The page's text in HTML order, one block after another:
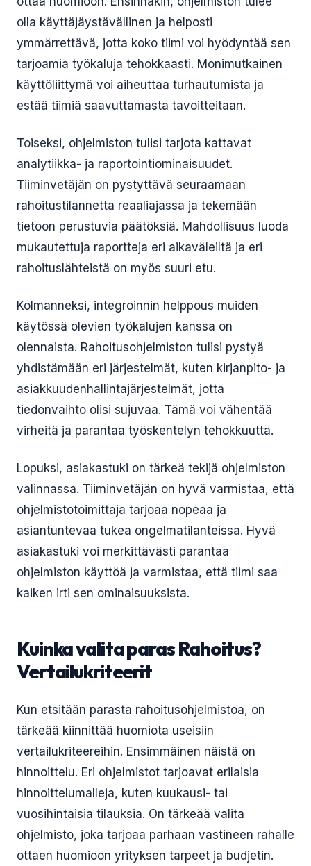
olla käyttäjäystävällinen ja helposti
ymmärrettävä, jotta koko tiimi voi hyödyntää sen
tarjoamia työkaluja tehokkaasti. Monimutkainen
käyttöliittymä voi aiheuttaa turhautumista ja
estää tiimiä saavuttamasta tavoitteitaan.
Toiseksi, ohjelmiston tulisi tarjota kattavat
analytiikka- ja raportointiominaisuudet.
Tiiminvetäjän on pystyttävä seuraamaan
rahoitustilannetta reaaliajassa ja tekemään
tietoon perustuvia päätöksiä. Mahdollisuus luoda
mukautettuja raportteja eri aikaväleiltä ja eri
rahoituslähteistä on myös suuri etu.
Kolmanneksi, integroinnin helppous muiden
käytössä olevien työkalujen kanssa on
olennaista. Rahoitusohjelmiston tulisi pystyä
yhdistämään eri järjestelmät, kuten kirjanpito- ja
asiakkuudenhallintajärjestelmät, jotta
tiedonvaihto olisi sujuvaa. Tämä voi vähentää
virheitä ja parantaa työskentelyn tehokkuutta.
Lopuksi, asiakastuki on tärkeä tekijä ohjelmiston
valinnassa. Tiiminvetäjän on hyvä varmistaa, että
ohjelmistotoimittaja tarjoaa nopeaa ja
asiantuntevaa tukea ongelmatilanteissa. Hyvä
asiakastuki voi merkittävästi parantaa
ohjelmiston käyttöä ja varmistaa, että tiimi saa
kaiken irti sen ominaisuuksista.
Kuinka valita paras Rahoitus?
Vertailukriteerit
Kun etsitään parasta rahoitusohjelmistoa, on
tärkeää kiinnittää huomiota useisiin
vertailukriteereihin. Ensimmäinen näistä on
hinnoittelu. Eri ohjelmistot tarjoavat erilaisia
hinnoittelumalleja, kuten kuukausi- tai
vuosihintaisia tilauksia. On tärkeää valita
ohjelmisto, joka tarjoaa parhaan vastineen rahalle
ottaen huomioon yrityksen tarpeet ja budjetin.